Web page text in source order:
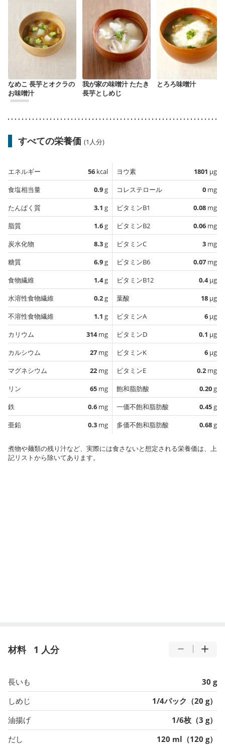
なめこ 長芋とオクラの
お味噌汁
我が家の味噌汁 たたき
長芋としめじ
とろろ味噌汁
すべての栄養価 (1人分)
エネルギー 56 kcal
食塩相当量
0.9g
たんぱく質
3.1 g
脂質
1.6g
炭水化物
8.3g
糖質
6.9g
食物繊維
1.4g
水溶性食物繊維
0.2g
不溶性食物繊維
1.1 g
カリウム
314mg
カルシウム
27 mg
マグネシウム
22 mg
リン
65 mg
鉄
0.6 mg
亜鉛
0.3 mg
ヨウ素 1801 µg
コレステロール
0 mg
ビタミンB1
0.08 mg
ビタミンB2
0.06 mg
ビタミンC
3 mg
ビタミンB6
0.07 mg
ビタミンB12
0.4µg
葉酸
18 µg
ビタミンA
6 µg
ビタミンD
0.1 µg
ビタミンK
6 µg
ビタミンE
0.2 mg
飽和脂肪酸
0.20g
一価不飽和脂肪酸
0.45g
多価不飽和脂肪酸
0.68g
煮物や麺類の残り汁など、実際には食さないと想定される栄養価は、上
記リストから除いてあります。
材料 1 人分
長いも
30 g
しめじ
1/4パック（20 g）
油揚げ
1/6枚（3 g）
だし
120 ml（120 g）